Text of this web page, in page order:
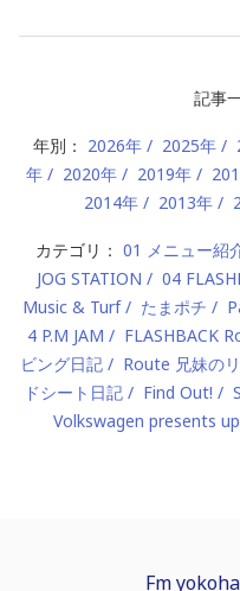
記事
年別： 2026年 2025年
年
2020年 2019年
2014年
2013年
カテゴリ： 01 メニュー紹
JOG STATION
04
Music & Turf
たまポチ
4 P.M JAM
FLASHBACK
ビング日記
Route 兄妹の
ドシート日記
Find Out!
Volkswagen presents
Fm